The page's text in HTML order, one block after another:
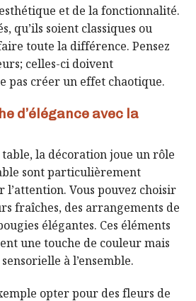
et de la fonctionnalité.
qu’ils soient classiques ou
toute la différence. Pensez
celles-ci doivent
pas créer un effet chaotique.
d’élégance avec la
la décoration joue un rôle
sont particulièrement
Vous pouvez choisir
fraîches, des arrangements de
élégantes. Ces éléments
une touche de couleur mais
à l’ensemble.
opter pour des fleurs de